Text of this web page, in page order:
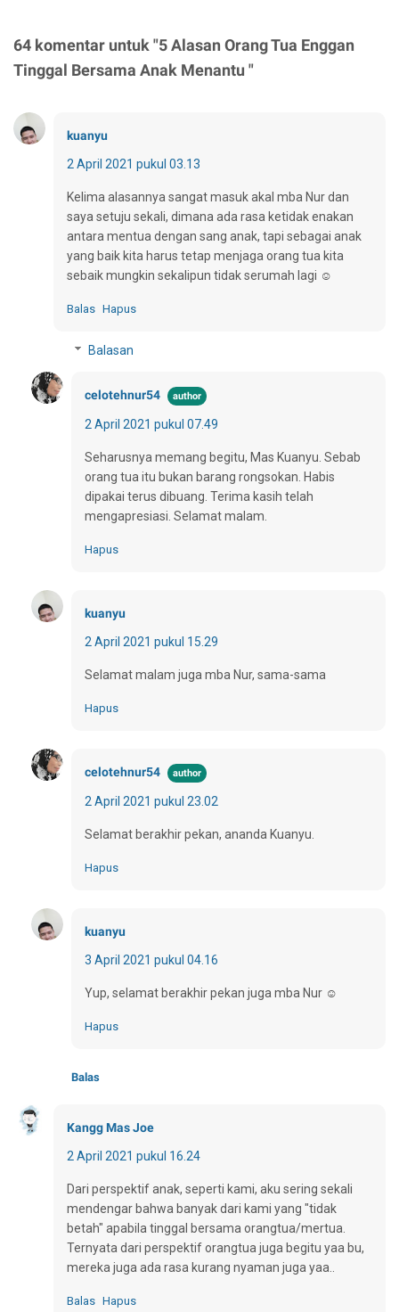
64 komentar untuk "5 Alasan Orang Tua Enggan
Tinggal Bersama Anak Menantu "
kuanyu
2 April 2021 pukul 03.13
Kelima alasannya sangat masuk akal mba Nur dan
saya setuju sekali, dimana ada rasa ketidak enakan
antara mentua dengan sang anak, tapi sebagai anak
yang baik kita harus tetap menjaga orang tua kita
sebaik mungkin sekalipun tidak serumah lagi ☺
Balas Hapus
Balasan
celotehnur54
2 April 2021 pukul 07.49
Seharusnya memang begitu, Mas Kuanyu. Sebab
orang tua itu bukan barang rongsokan. Habis
dipakai terus dibuang. Terima kasih telah
mengapresiasi. Selamat malam.
Hapus
kuanyu
2 April 2021 pukul 15.29
Selamat malam juga mba Nur, sama-sama
Hapus
celotehnur54
2 April 2021 pukul 23.02
Selamat berakhir pekan, ananda Kuanyu.
Hapus
kuanyu
3 April 2021 pukul 04.16
Yup, selamat berakhir pekan juga mba Nur ☺
Hapus
Balas
Kangg Mas Joe
2 April 2021 pukul 16.24
Dari perspektif anak, seperti kami, aku sering sekali
mendengar bahwa banyak dari kami yang "tidak
betah" apabila tinggal bersama orangtua/mertua.
Ternyata dari perspektif orangtua juga begitu yaa bu,
mereka juga ada rasa kurang nyaman juga yaa..
Balas Hapus